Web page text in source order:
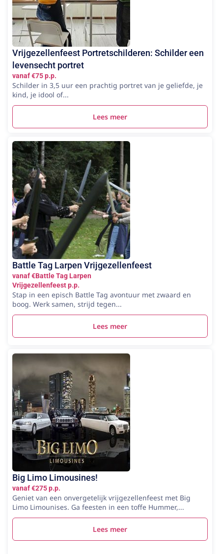
Vrijgezellenfeest Portretschilderen: Schilder een
levensecht portret
vanaf €75 p.p.
Schilder in 3,5 uur een prachtig portret van je geliefde, je
kind, je idool of...
Lees meer
Battle Tag Larpen Vrijgezellenfeest
vanaf €Battle Tag Larpen
Vrijgezellenfeest p.p.
Stap in een episch Battle Tag avontuur met zwaard en
boog. Werk samen, strijd tegen...
Lees meer
Big Limo Limousines!
vanaf €275 p.p.
Geniet van een onvergetelijk vrijgezellenfeest met Big
Limo Limounises. Ga feesten in een toffe Hummer,...
Lees meer